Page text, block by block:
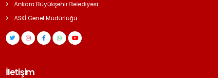
Ankara Büyükşehir Belediyesi
ASKİ Genel Müdürlüğü
İletişim